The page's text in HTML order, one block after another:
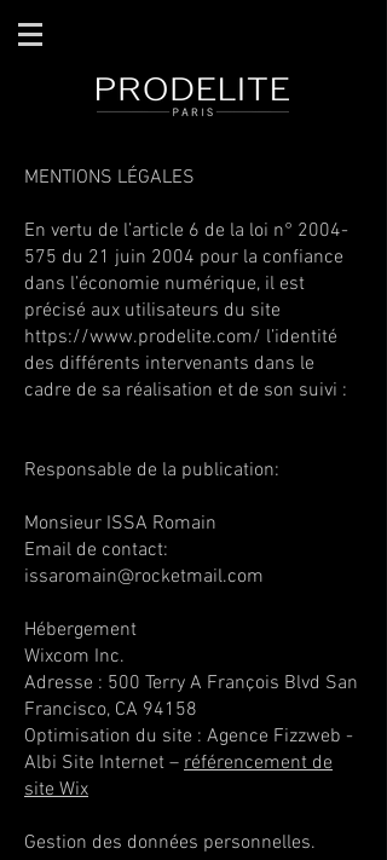
MENTIONS LÉGALES
En vertu de l’article 6 de la loi n° 2004-
575 du 21 juin 2004 pour la confiance
dans l’économie numérique, il est
précisé aux utilisateurs du site
https://www.prodelite.com/ l’identité
des différents intervenants dans le
cadre de sa réalisation et de son suivi :
Responsable de la publication:
Monsieur ISSA Romain
Email de contact:
issaromain@rocketmail.com
Hébergement
Wixcom Inc.
Adresse : 500 Terry A François Blvd San
Francisco, CA 94158
Optimisation du site : Agence Fizzweb -
Albi Site Internet – référencement de
site Wix
Gestion des données personnelles.